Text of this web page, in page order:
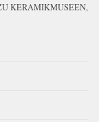
KERAMIKMUSEEN,